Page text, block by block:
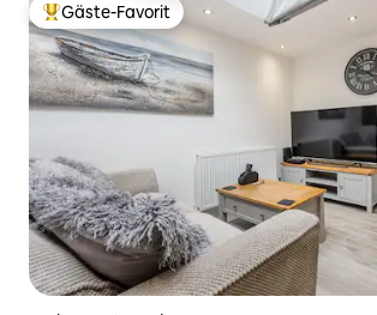
Beliebter Gäste-Favorit.
Gäste-Favorit